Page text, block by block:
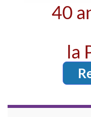
40
la